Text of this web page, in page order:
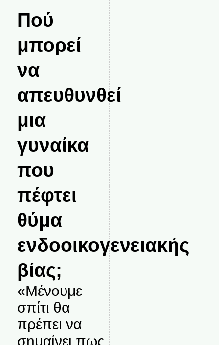
Πού
μπορεί
να
απευθυνθεί
μια
γυναίκα
που
πέφτει
θύμα
ενδοοικογενειακής
βίας;
«Μένουμε
σπίτι θα
πρέπει να
σημαίνει πως